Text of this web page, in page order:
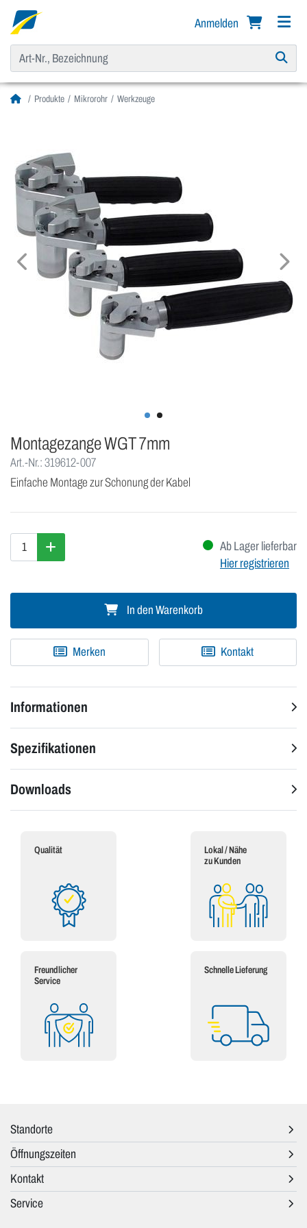
Anmelden
Produkte Mikrorohr Werkzeuge
Montagezange WGT 7mm
Art.-Nr.: 319612-007
Einfache Montage zur Schonung der Kabel
Ab Lager lieferbar
Hier registrieren
In den Warenkorb
Merken Kontakt
Informationen
Spezifikationen
Downloads
Qualität
Lokal / Nähe
zu Kunden
Freundlicher
Service
Schnelle Lieferung
Standorte
Öffnungszeiten
Kontakt
Service